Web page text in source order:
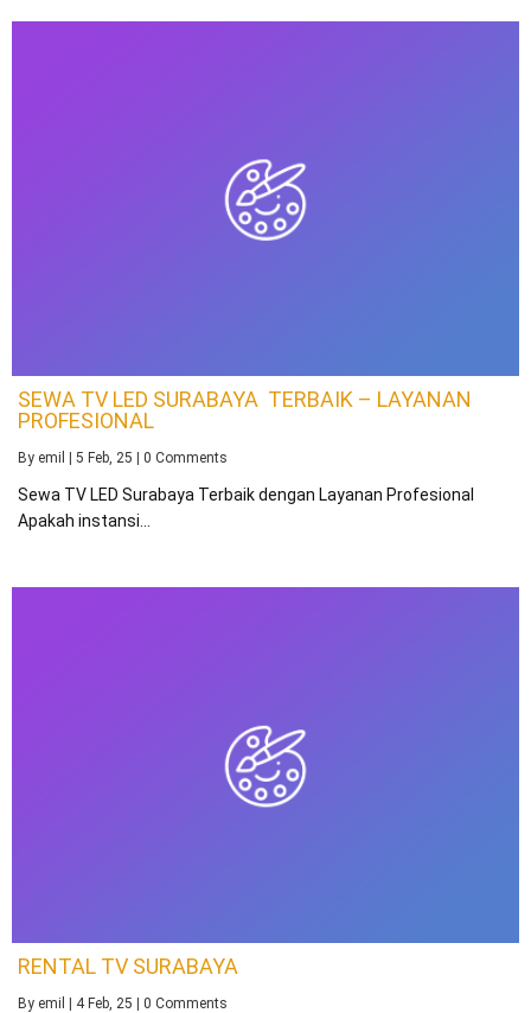
SEWA TV LED SURABAYA TERBAIK – LAYANAN
PROFESIONAL
By emil 5 Feb, 25 0 Comments
Sewa TV LED Surabaya Terbaik dengan Layanan Profesional
Apakah instansi…
RENTAL TV SURABAYA
By emil | 4 Feb, 25 | 0 Comments